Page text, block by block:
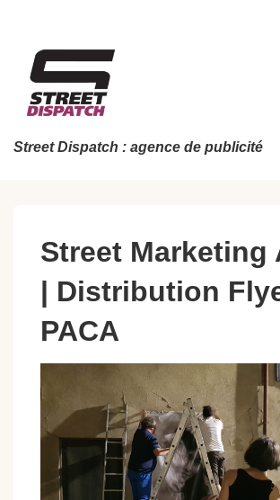
contenu
principal
Street Dispatch : agence de publicité
Street Marketing
| Distribution
PACA